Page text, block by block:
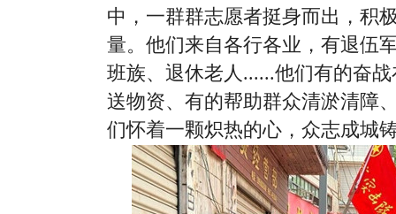
中，一群群志愿者挺身而出，积
量。他们来自各行各业，有退伍
班族、退休老人......他们有的奋
送物资、有的帮助群众清淤清障
们怀着一颗炽热的心，众志成城